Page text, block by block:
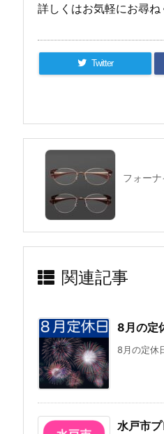
詳しくはお気軽にお尋ね
Twitter
フォー
関連記事
8月の定
8月の定休
水戸市